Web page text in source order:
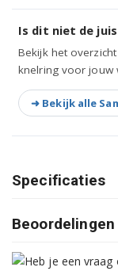
WD2804Y8E3/
WD806P4SAWQ/
WD806P4SAWQ/
WD806P4SAWQ/
WD816P4SAWQ/
Is dit niet de
Bekijk het
knelring voor jouw
➜ Bekijk alle
Specificaties
Beoordelingen